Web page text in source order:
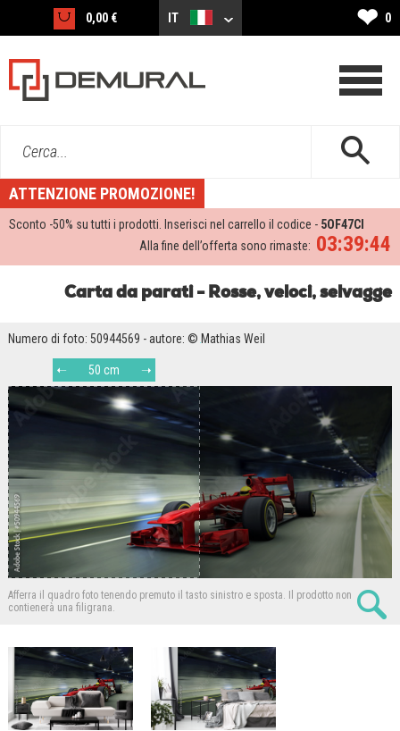
0,00 € IT ❤ 0
Cerca...
ATTENZIONE PROMOZIONE!
Sconto -50% su tutti i prodotti. Inserisci nel carrello il codice - 5OF47CI
03:39:44
Alla fine dell’offerta sono rimaste:
Carta da parati - Rosse, veloci, selvagge
Numero di foto: 50944569 - autore: © Mathias Weil
50 cm
Afferra il quadro foto tenendo premuto il tasto sinistro e sposta.
Il prodotto non
contienerà una filigrana.